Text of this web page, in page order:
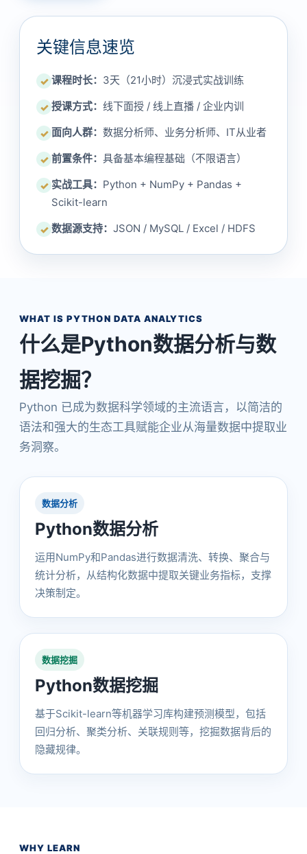
关键信息速览
✓ 课程时长： 3天（21小时）沉浸式实战训练
✓ 授课方式： 线下面授 / 线上直播 / 企业内训
✓ 面向人群： 数据分析师、业务分析师、IT从业者
✓ 前置条件： 具备基本编程基础（不限语言）
✓ 实战工具： Python + NumPy + Pandas +
Scikit-learn
✓ 数据源支持： JSON / MySQL / Excel / HDFS
WHAT IS PYTHON DATA ANALYTICS
什么是Python数据分析与数
据挖掘？
Python 已成为数据科学领域的主流语言，以简洁的
语法和强大的生态工具赋能企业从海量数据中提取业
务洞察。
数据分析
Python数据分析
运用NumPy和Pandas进行数据清洗、转换、聚合与
统计分析，从结构化数据中提取关键业务指标，支撑
决策制定。
数据挖掘
Python数据挖掘
基于Scikit-learn等机器学习库构建预测模型，包括
回归分析、聚类分析、关联规则等，挖掘数据背后的
隐藏规律。
WHY LEARN